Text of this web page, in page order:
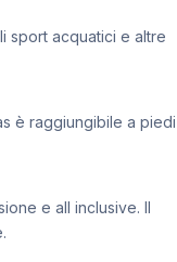
sport acquatici e altre
è raggiungibile a piedi
e all inclusive. Il